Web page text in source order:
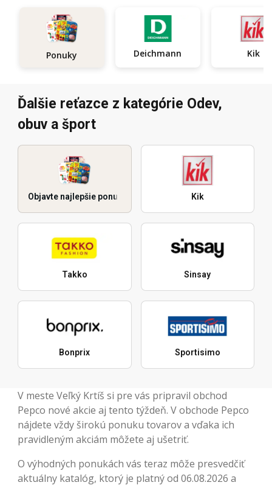
Ponuky Deichmann Kik
Ďalšie reťazce z kategórie Odev,
obuv a šport
Objavte najlepšie ponuky Kik
Takko Sinsay
Bonprix Sportisimo
V meste Veľký Krtíš si pre vás pripravil obchod
Pepco nové akcie aj tento týždeň. V obchode Pepco
nájdete vždy širokú ponuku tovarov a vďaka ich
pravidleným akciám môžete aj ušetriť.
O výhodných ponukách vás teraz môže presvedčiť
aktuálny katalóg, ktorý je platný od 06.08.2026 a